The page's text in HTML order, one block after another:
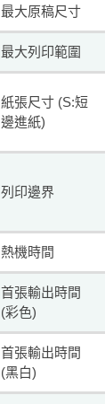
最大原稿尺寸
最大列印範圍
紙張尺寸 (S:短
邊進紙)
列印邊界
熱機時間
首張輸出時間
(彩色)
首張輸出時間
(黑白)